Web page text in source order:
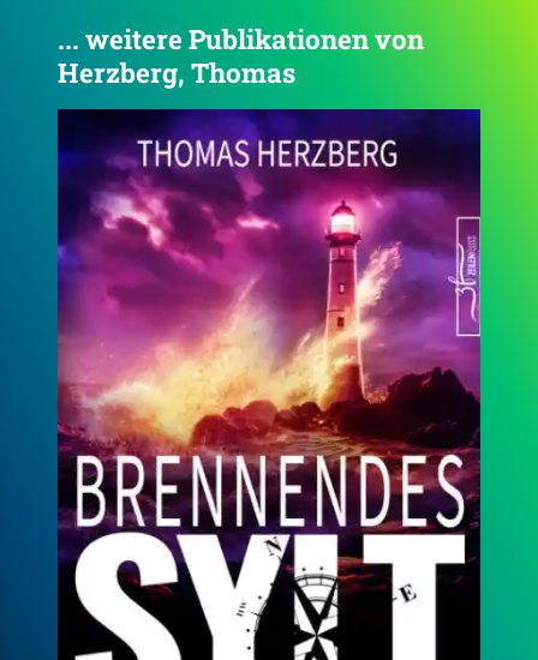
... weitere Publikationen von
Herzberg, Thomas